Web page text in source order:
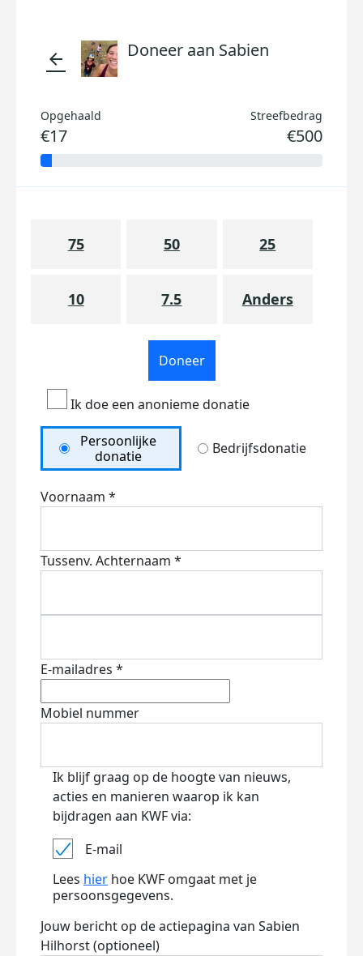
arrow_back Doneer aan Sabien
Opgehaald
€17
Streefbedrag
€500
75 50 25
10 7.5 Anders
Doneer
Ik doe een anonieme donatie
Persoonlijke
donatie
Bedrijfsdonatie
Voornaam *
Tussenv. Achternaam *
E-mailadres *
Mobiel nummer
Ik blijf graag op de hoogte van nieuws,
acties en manieren waarop ik kan
bijdragen aan KWF via:
E-mail
Lees hier hoe KWF omgaat met je
persoonsgegevens.
Jouw bericht op de actiepagina van Sabien
Hilhorst (optioneel)